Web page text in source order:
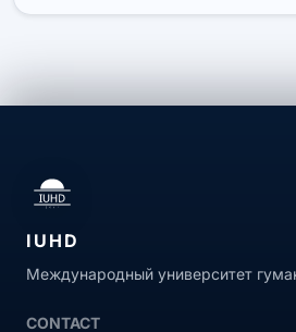
IUHD
Международный университет
CONTACT